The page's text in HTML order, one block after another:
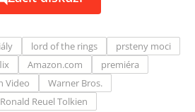
lord of the rings
prsteny moci
Amazon.com
premiéra
Video
Warner Bros.
Reuel Tolkien